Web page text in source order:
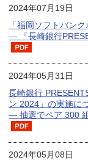
2024年07月19日
「福岡ソフトバン
― 『長崎銀行
2024年05月31日
長崎銀行
ン 2024」の実施に
― 抽選でペア 300
2024年05月08日